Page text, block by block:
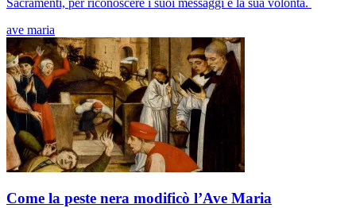
ave maria
Come la peste nera modificò l’Ave Maria